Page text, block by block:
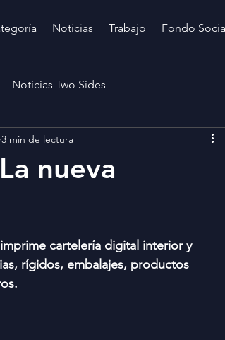
Noticias Trabajo Fondo
Noticias Two Sides
nueva
3 min de lectura
cartelería digital interior y
rígidos, embalajes, productos